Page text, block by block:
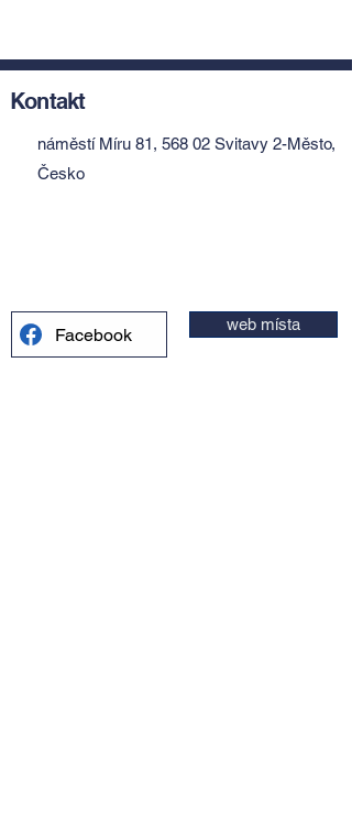
Kontakt
náměstí Míru 81, 568 02 Svitavy 2-Město,
Česko
Facebook web místa